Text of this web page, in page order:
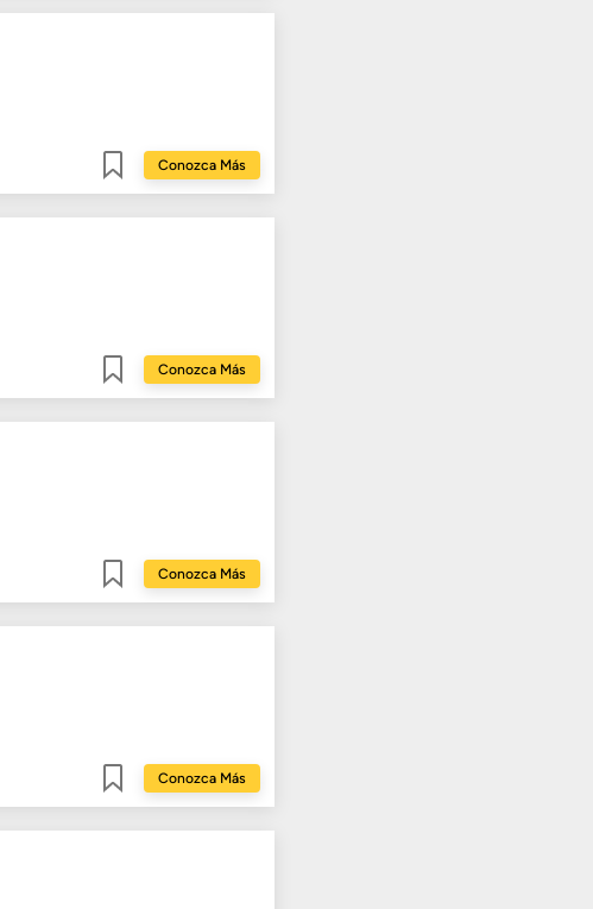
Conozca Más
Conozca Más
Conozca Más
Conozca Más